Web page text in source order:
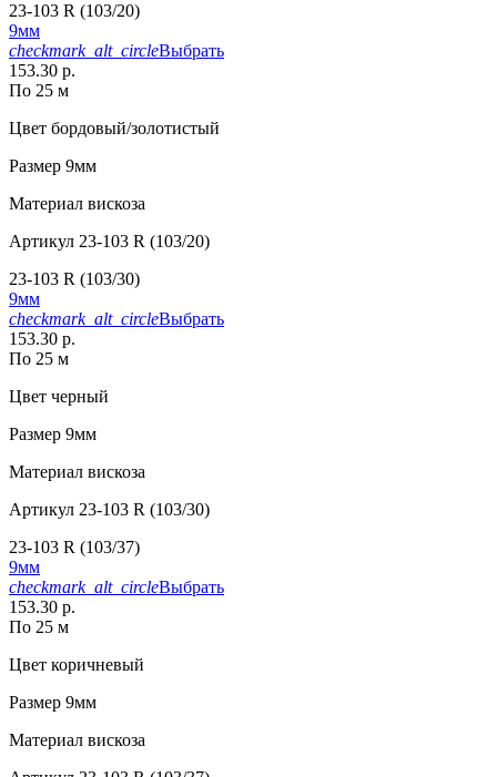
23-103 R (103/20)
9мм
checkmark_alt_circleВыбрать
153.30 р.
По 25 м
Цвет бордовый/золотистый
Размер 9мм
Материал вискоза
Артикул 23-103 R (103/20)
23-103 R (103/30)
9мм
checkmark_alt_circleВыбрать
153.30 р.
По 25 м
Цвет черный
Размер 9мм
Материал вискоза
Артикул 23-103 R (103/30)
23-103 R (103/37)
9мм
checkmark_alt_circleВыбрать
153.30 р.
По 25 м
Цвет коричневый
Размер 9мм
Материал вискоза